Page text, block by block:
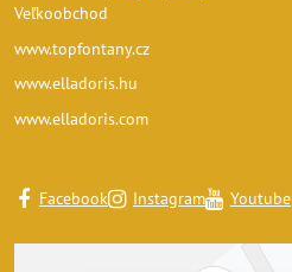
Veľkoobchod
www.topfontany.cz
www.elladoris.hu
www.elladoris.com
Facebook Instagram Youtube